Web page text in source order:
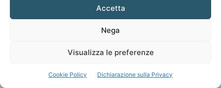
Accetta
Nega
Visualizza le preferenze
Cookie Policy Dichiarazione sulla Privacy